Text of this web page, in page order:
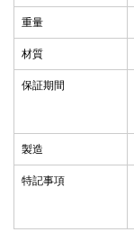
重量
材質
保証期間
製造
特記事項